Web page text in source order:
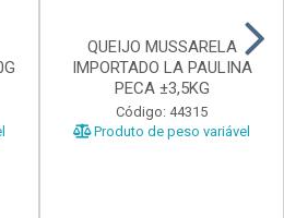
QUEIJO MUSSARELA
IMPORTADO LA PAULINA
PECA ±3,5KG
Código: 44315
Produto de peso variável